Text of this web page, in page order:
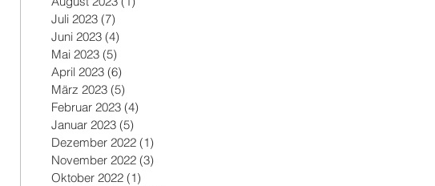
Juli 2023 (7)
Juni 2023 (4)
Mai 2023 (5)
April 2023 (6)
März 2023 (5)
Februar 2023 (4)
Januar 2023 (5)
Dezember 2022 (1)
November 2022 (3)
Oktober 2022 (1)